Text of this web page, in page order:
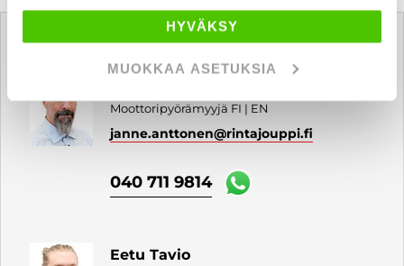
HYVÄKSY
MUOKKAA ASETUKSIA
Tätä ajoneuvoa myy
Moottoripyörämyyjä FI | EN
janne.anttonen@rintajouppi.fi
040 711 9814
Eetu Tavio